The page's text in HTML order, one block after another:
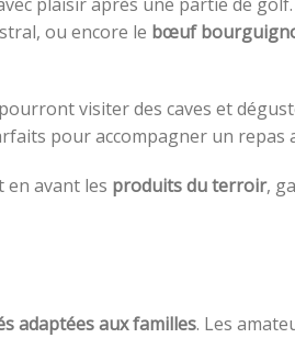
ou encore le bœuf
visiter des caves et
pour accompagner un repas
avant les produits du terroir,
adaptées aux familles. Les